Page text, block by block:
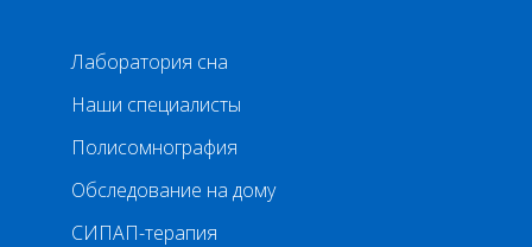
Лаборатория сна
Наши специалисты
Полисомнография
Обследование на дому
СИПАП-терапия